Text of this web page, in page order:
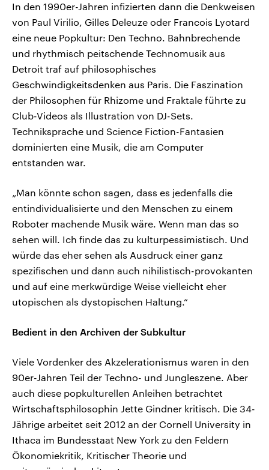
In den 1990er-Jahren infizierten dann die Denkweisen
von Paul Virilio, Gilles Deleuze oder Francois Lyotard
eine neue Popkultur: Den Techno. Bahnbrechende
und rhythmisch peitschende Technomusik aus
Detroit traf auf philosophisches
Geschwindigkeitsdenken aus Paris. Die Faszination
der Philosophen für Rhizome und Fraktale führte zu
Club-Videos als Illustration von DJ-Sets.
Techniksprache und Science Fiction-Fantasien
dominierten eine Musik, die am Computer
entstanden war.
„Man könnte schon sagen, dass es jedenfalls die
entindividualisierte und den Menschen zu einem
Roboter machende Musik wäre. Wenn man das so
sehen will. Ich finde das zu kulturpessimistisch. Und
würde das eher sehen als Ausdruck einer ganz
spezifischen und dann auch nihilistisch-provokanten
und auf eine merkwürdige Weise vielleicht eher
utopischen als dystopischen Haltung.“
Bedient in den Archiven der Subkultur
Viele Vordenker des Akzelerationismus waren in den
90er-Jahren Teil der Techno- und Jungleszene. Aber
auch diese popkulturellen Anleihen betrachtet
Wirtschaftsphilosophin Jette Gindner kritisch. Die 34-
Jährige arbeitet seit 2012 an der Cornell University in
Ithaca im Bundesstaat New York zu den Feldern
Ökonomiekritik, Kritischer Theorie und